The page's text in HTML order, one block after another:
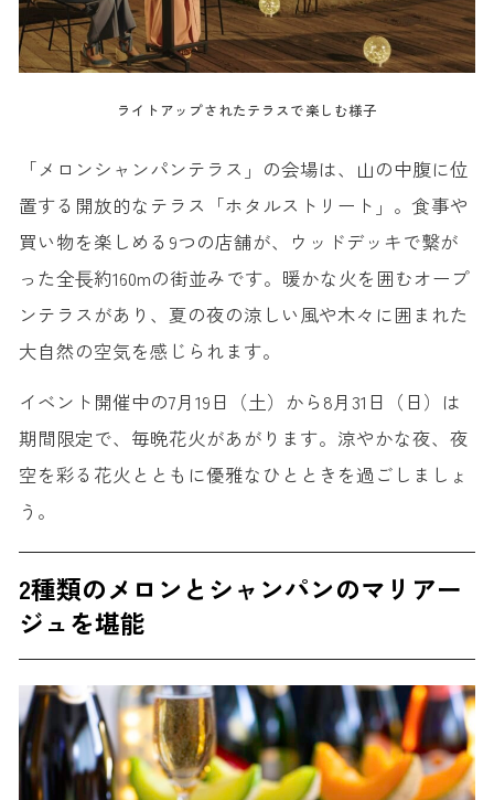
ライトアップされたテラスで楽しむ様子
「メロンシャンパンテラス」の会場は、山の中腹に位
置する開放的なテラス「ホタルストリート」。食事や
買い物を楽しめる9つの店舗が、ウッドデッキで繋が
った全⻑約160mの街並みです。暖かな火を囲むオープ
ンテラスがあり、夏の夜の涼しい風や木々に囲まれた
大自然の空気を感じられます。
イベント開催中の7月19日（土）から8月31日（日）は
期間限定で、毎晩花火があがります。涼やかな夜、夜
空を彩る花火とともに優雅なひとときを過ごしましょ
う。
2種類のメロンとシャンパンのマリアー
ジュを堪能